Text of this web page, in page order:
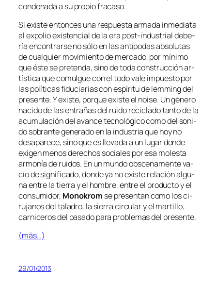
con­de­na­da a su pro­pio fracaso.
Si exis­te en­ton­ces una res­pues­ta ar­ma­da in­me­dia­ta
al ex­po­lio exis­ten­cial de la era post-industrial de­be­
ría en­con­trar­se no só­lo en las an­tí­po­das ab­so­lu­tas
de cual­quier mo­vi­mien­to de mer­ca­do, por mí­ni­mo
que és­te se pre­ten­da, sino de to­da cons­truc­ción ar­
tís­ti­ca que co­mul­gue con elto­do va­leim­pues­to por
las po­lí­ti­cas fi­du­cia­rias con es­pí­ri­tu delem­mingdel
pre­sen­te. Y exis­te, por­que exis­te el noi­se. Un gé­ne­ro
na­ci­do de las en­tra­ñas del rui­do re­ci­cla­do tan­to de la
acu­mu­la­ción del avan­ce tec­no­ló­gi­co co­mo del so­ni­
do so­bran­te ge­ne­ra­do en la in­dus­tria que hoy no
des­apa­re­ce, sino que es lle­va­da a un lu­gar don­de
exi­gen me­nos de­re­chos so­cia­les por esa mo­les­ta
ar­mo­nía de rui­dos. En un mun­do obs­ce­na­men­te va­
cío de sig­ni­fi­ca­do, don­de ya no exis­te re­la­ción al­gu­
na en­tre la tie­rra y el hom­bre, en­tre el pro­duc­to y el
con­su­mi­dor, Monokrom se pre­sen­tan co­mo los ci­
ru­ja­nos del ta­la­dro, la sie­rra cir­cu­lar y el mar­ti­llo;
car­ni­ce­ros del pa­sa­do pa­ra pro­ble­mas del presente.
(más…)
29/01/2013